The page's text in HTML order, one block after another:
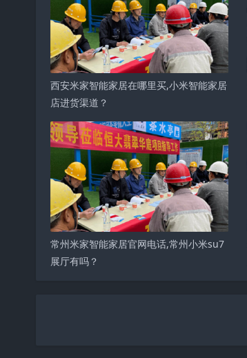
西安米家智能家居在哪里买,小米智能家居
店进货渠道？
常州米家智能家居官网电话,常州小米su7
展厅有吗？